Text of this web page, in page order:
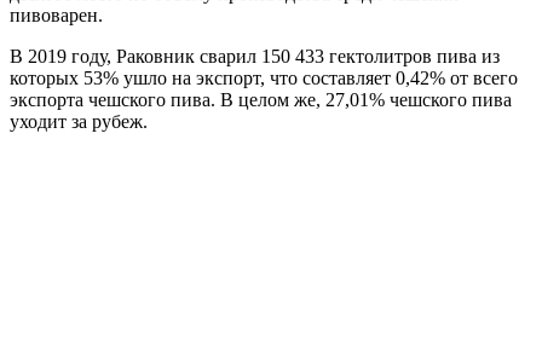
пивоварен.
В 2019 году, Раковник сварил 150 433 гектолитров пива из
которых 53% ушло на экспорт, что составляет 0,42% от всего
экспорта чешского пива. В целом же, 27,01% чешского пива
уходит за рубеж.